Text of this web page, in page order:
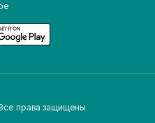
права защищены